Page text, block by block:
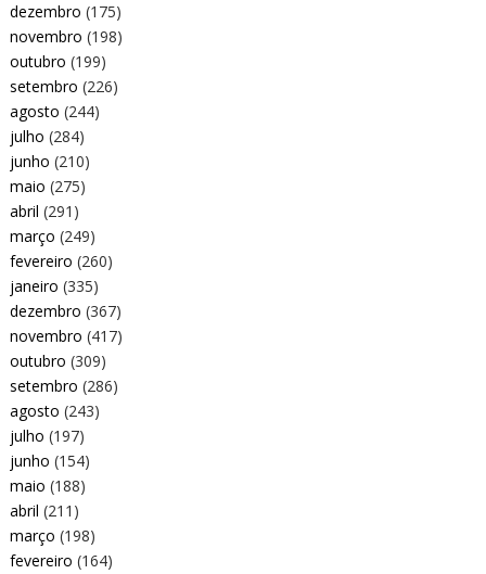
dezembro (175)
novembro (198)
outubro (199)
setembro (226)
agosto (244)
julho (284)
junho (210)
maio (275)
abril (291)
março (249)
fevereiro (260)
janeiro (335)
dezembro (367)
novembro (417)
outubro (309)
setembro (286)
agosto (243)
julho (197)
junho (154)
maio (188)
abril (211)
março (198)
fevereiro (164)